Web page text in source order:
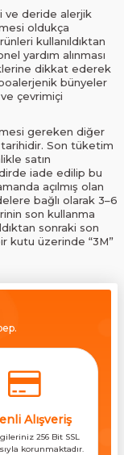
ve deride alerjik
oldukça
kullanıldıktan
yardım alınması
dikkat ederek
bünyeler
çevrimiçi
gereken diğer
Son tüketim
satın
iade edilip bu
açılmış olan
bağlı olarak 3–6
son kullanma
sonraki son
kutu üzerinde “3M”
Alışveriş
256 Bit SSL
korunmaktadır.